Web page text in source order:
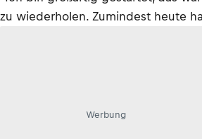
zu wiederholen. Zumindest heute
Werbung